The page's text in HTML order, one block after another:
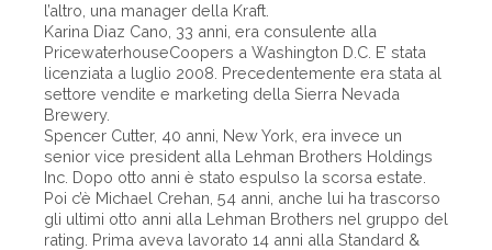
l’altro, una manager della Kraft.
Karina Diaz Cano, 33 anni, era consulente alla
PricewaterhouseCoopers a Washington D.C. E’ stata
licenziata a luglio 2008. Precedentemente era stata al
settore vendite e marketing della Sierra Nevada
Brewery.
Spencer Cutter, 40 anni, New York, era invece un
senior vice president alla Lehman Brothers Holdings
Inc. Dopo otto anni è stato espulso la scorsa estate.
Poi c’è Michael Crehan, 54 anni, anche lui ha trascorso
gli ultimi otto anni alla Lehman Brothers nel gruppo del
rating. Prima aveva lavorato 14 anni alla Standard &